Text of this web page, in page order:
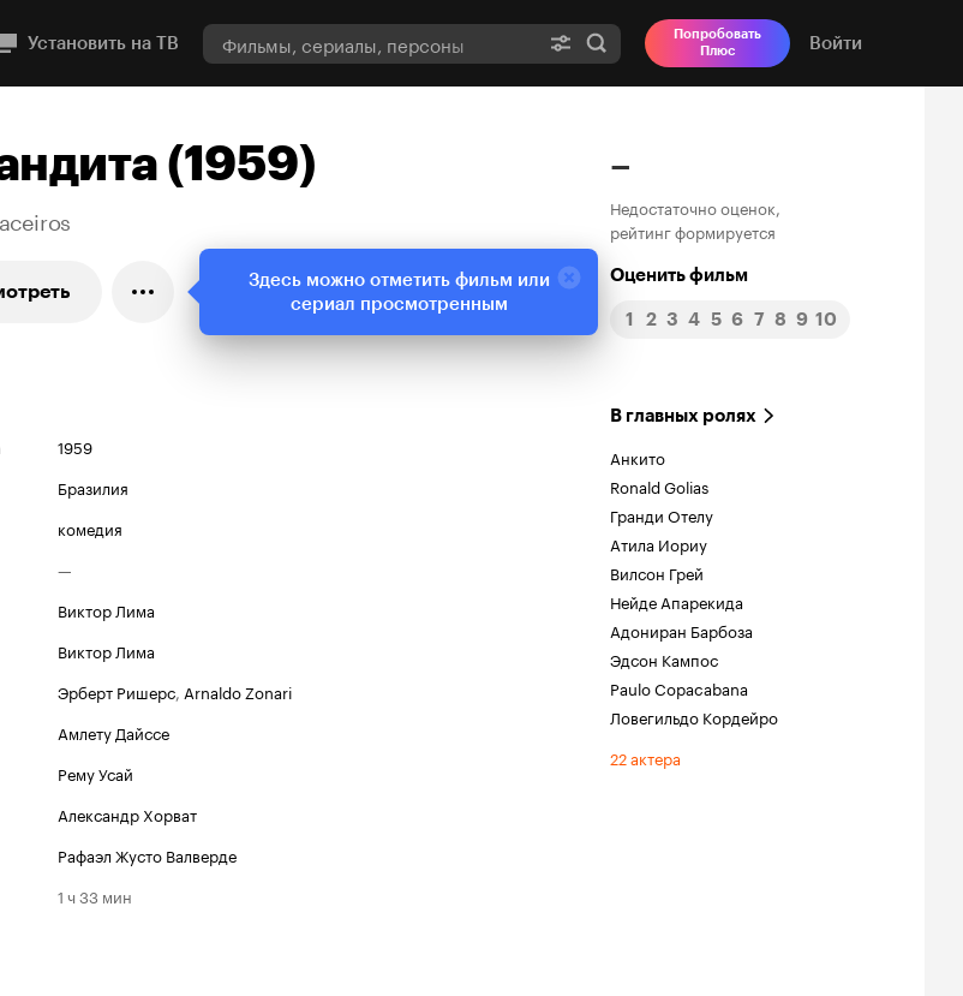
Установить на ТВ
Попробовать
Плюс
Войти
(1959) –
Недостаточно оценок,
рейтинг формируется
Оценить фильм
1 2 3 4 5 6 7 8 9 10
1959
Бразилия
комедия
—
Виктор Лима
Виктор Лима
Эрберт Ришерс, Arnaldo Zonari
Амлету Дайссе
Рему Усай
Александр Хорват
Рафаэл Жусто Валверде
1 ч 33 мин
В главных ролях
Анкито
Ronald Golias
Гранди Отелу
Атила Иориу
Вилсон Грей
Нейде Апарекида
Адониран Барбоза
Эдсон Кампос
Paulo Copacabana
Ловегильдо Кордейро
22 актера
Здесь можно отметить фильм или
сериал просмотренным